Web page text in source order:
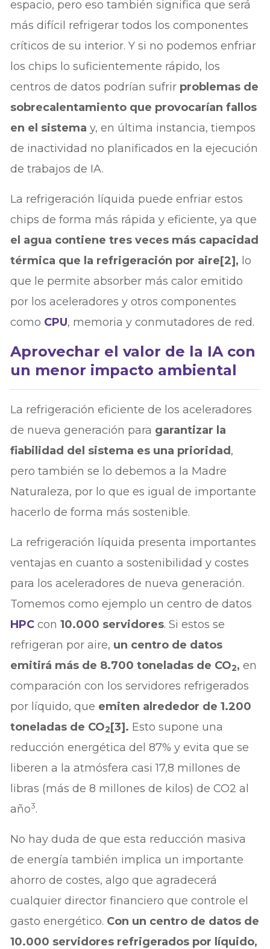
espacio, pero eso también significa que será
más difícil refrigerar todos los componentes
críticos de su interior. Y si no podemos enfriar
los chips lo suficientemente rápido, los
centros de datos podrían sufrir problemas de
sobrecalentamiento que provocarían fallos
en el sistema y, en última instancia, tiempos
de inactividad no planificados en la ejecución
de trabajos de IA.
La refrigeración líquida puede enfriar estos
chips de forma más rápida y eficiente, ya que
el agua contiene tres veces más capacidad
térmica que la refrigeración por aire[2], lo
que le permite absorber más calor emitido
por los aceleradores y otros componentes
como CPU, memoria y conmutadores de red.
Aprovechar el valor de la IA con
un menor impacto ambiental
La refrigeración eficiente de los aceleradores
de nueva generación para garantizar la
fiabilidad del sistema es una prioridad ,
pero también se lo debemos a la Madre
Naturaleza, por lo que es igual de importante
hacerlo de forma más sostenible.
La refrigeración líquida presenta importantes
ventajas en cuanto a sostenibilidad y costes
para los aceleradores de nueva generación.
Tomemos como ejemplo un centro de datos
HPCcon10.000 servidores. Si estos se
refrigeran por aire, un centro de datos
emitirá más de 8.700 toneladas de CO2, en
comparación con los servidores refrigerados
por líquido, que emiten alrededor de 1.200
toneladas de CO2[3]. Esto supone una
reducción energética del 87% y evita que se
liberen a la atmósfera casi 17,8 millones de
libras (más de 8 millones de kilos) de CO2 al
año3.
No hay duda de que esta reducción masiva
de energía también implica un importante
ahorro de costes, algo que agradecerá
cualquier director financiero que controle el
gasto energético. Con un centro de datos de
10.000 servidores refrigerados por líquido,